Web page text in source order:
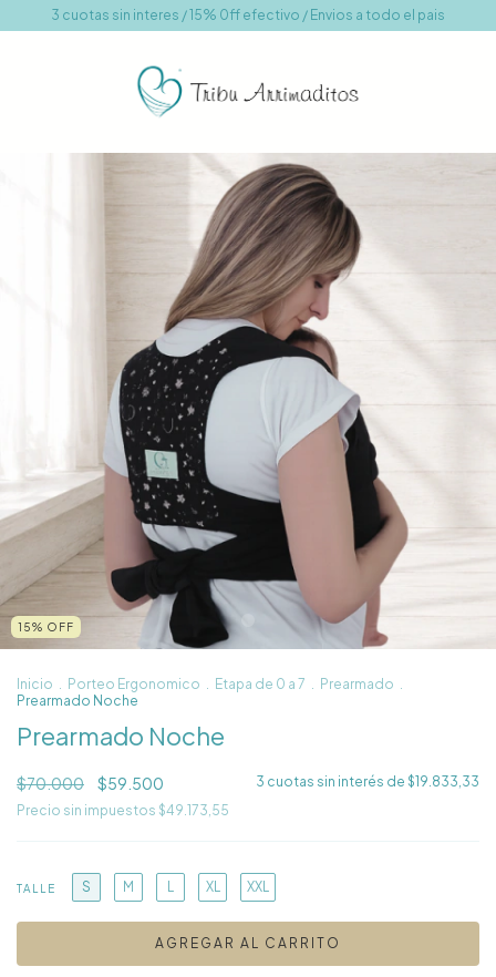
3 cuotas sin interes / 15% 0ff efectivo / Envios a todo el pais
15% OFF
Inicio . Porteo Ergonomico . Etapa de 0 a 7 . Prearmado .
Prearmado Noche
Prearmado Noche
$70.000 $59.500 3 cuotas sin interés de $19.833,33
Precio sin impuestos $49.173,55
TALLE S M L XL XXL